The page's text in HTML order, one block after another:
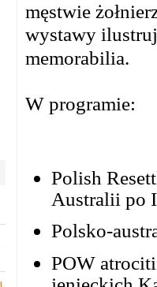
męstwie
wystawy
memorabilia.
W programie:
Polish
Australii po
Polsko-
POW